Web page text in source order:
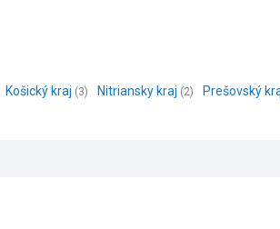
Košický kraj (3) Nitriansky kraj (2) Prešovský